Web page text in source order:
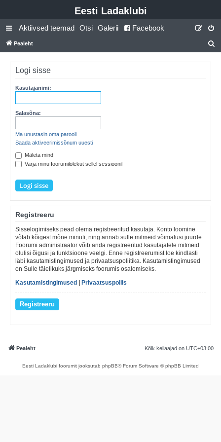
Eesti Ladaklubi
Aktiivsed teemad Otsi Galerii Facebook
Pealeht
t
Logi sisse
Kasutajanimi:
Salasõna:
Ma unustasin oma parooli
Saada aktiveerimissõnum uuesti
Mäleta mind
Varja minu foorumilolekut sellel sessioonil
Registreeru
Sisselogimiseks pead olema registreeritud kasutaja. Konto loomine
võtab kõigest mõne minuti, ning annab sulle mitmeid võimalusi juurde.
Foorumi administraator võib anda registreeritud kasutajatele mitmeid
olulisi õigusi ja funktsioone veelgi. Enne registreerumist loe kindlasti
läbi kasutamistingimused ja privaatsuspoliitika. Kasutamistingimused
on Sulle täielikuks järgmiseks foorumis osalemiseks.
Kasutamistingimused
Privaatsuspoliis
Registreeru
Pealeht Kõik kellaajad on UTC+03:00
Eesti Ladaklubi foorumit jooksutab phpBB® Forum Software © phpBB Limited